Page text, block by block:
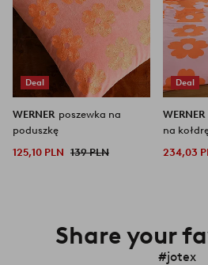
Deal
WERNER poszewka na
poduszkę
125,10 PLN 139 PLN
Deal
WERNER
na
234,03
Share your
#jotex